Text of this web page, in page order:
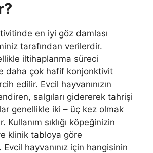
en iyi göz damlası
tarafından verilerdir.
iltihaplanma süreci
daha çok hafif konjonktivit
edilir. Evcil hayvanınızın
salgıları gidererek tahrişi
genellikle iki – üç kez olmak
Kullanım sıklığı köpeğinizin
klinik tabloya göre
hayvanınız için hangisinin